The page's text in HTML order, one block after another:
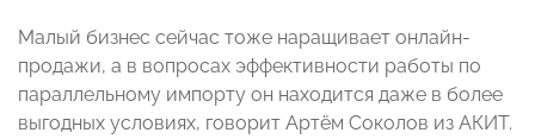
Малый бизнес сейчас тоже наращивает онлайн-
продажи, а в вопросах эффективности работы по
параллельному импорту он находится даже в более
выгодных условиях, говорит Артём Соколов из АКИТ.